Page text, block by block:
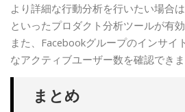
より詳細な行動分析を行いたい場合
といったプロダクト分析ツールが有効
また、Facebookグループのインサイ
なアクティブユーザー数を確認できま
まとめ